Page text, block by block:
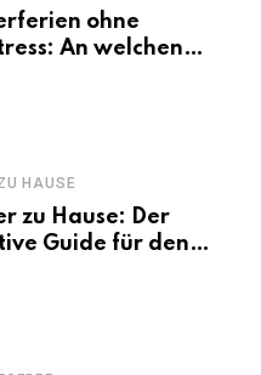
ohne
An welchen
HAUSE
zu Hause: Der
Guide für den